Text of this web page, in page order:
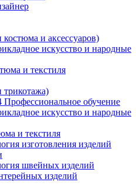
и аксессуаров)
искусство и народные
и текстиля
трикотажа)
Профессиональное обучение
искусство и народные
и текстиля
изготовления изделий
швейных изделий
изделий